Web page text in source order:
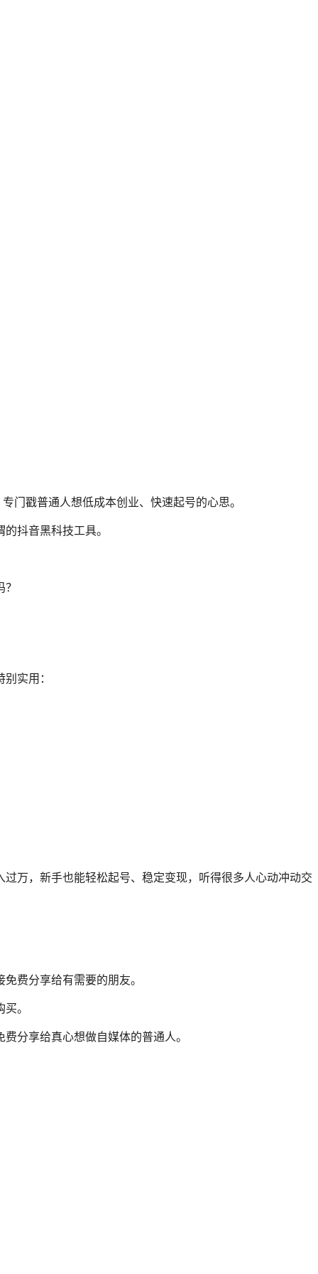
门戳普通人想低成本创业、快速起号的心思。
抖音黑科技工具。
实用：
万，新手也能轻松起号、稳定变现，听得很多人心动冲动交
费分享给有需要的朋友。
。
分享给真心想做自媒体的普通人。